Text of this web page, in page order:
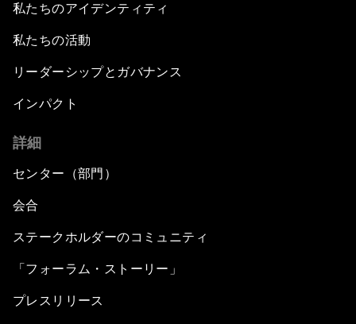
私たちのアイデンティティ
私たちの活動
リーダーシップとガバナンス
インパクト
詳細
センター（部門）
会合
ステークホルダーのコミュニティ
「フォーラム・ストーリー」
プレスリリース